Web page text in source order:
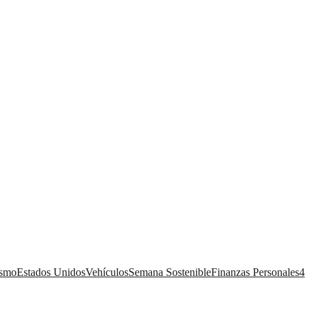
Estados UnidosVehículosSemana SostenibleFinanzas Personales4